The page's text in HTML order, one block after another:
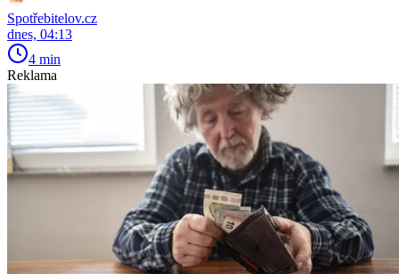
Spotřebitelov.cz
dnes, 04:13
4 min
Reklama